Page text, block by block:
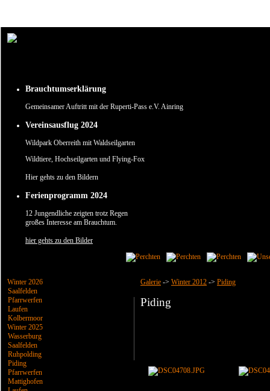
Brauchtumserklärung
Gemeinsamer Auftritt mit der Ruperti-Pass e.V. Ainring
Vereinsausflug 2024
Wildpark Oberreith mit Waldseilgarten
Wildtiere, Hochseilgarten und Flying-Fox
Hier gehts zu den Bildern
Ferienprogramm 2024
12 Jungendliche zeigten trotz Regen
großes Interesse am Brauchtum.
hier gehts zu den Bilder
Winter 2026
Saalfelden
Pfarrwerfen
Laufen
Kolbermoor
Winter 2025
Wasserburg
Saalfelden
Ruhpolding
Piding
Pfarrwerfen
Mattighofen
Galerie -> Winter 2012 -> Piding
Piding